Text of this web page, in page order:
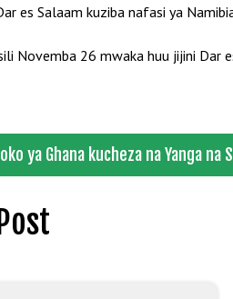
es Salaam kuziba nafasi ya
Novemba 26 mwaka huu jijini Dar
ya Ghana kucheza na Yanga na